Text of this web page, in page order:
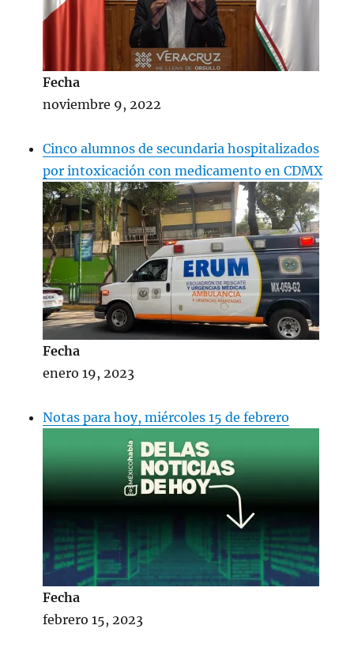
Fecha
noviembre 9, 2022
Cinco alumnos de secundaria hospitalizados
por intoxicación con medicamento en CDMX
Fecha
enero 19, 2023
Notas para hoy, miércoles 15 de febrero
Fecha
febrero 15, 2023